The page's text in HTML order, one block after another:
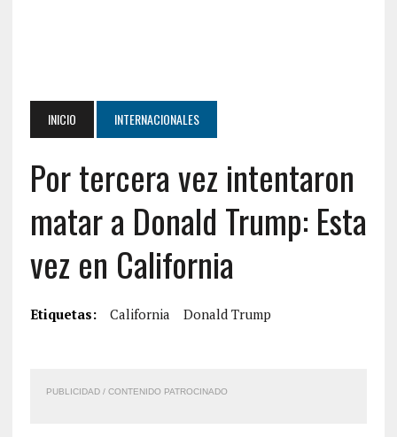
INICIO INTERNACIONALES
Por tercera vez intentaron
matar a Donald Trump: Esta
vez en California
Etiquetas: California Donald Trump
PUBLICIDAD / CONTENIDO PATROCINADO